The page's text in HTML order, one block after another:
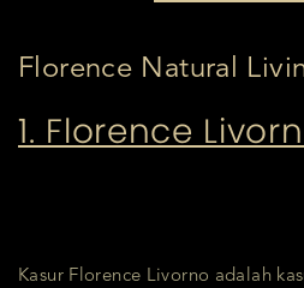
Florence Natural
1. Florence
Kasur Florence Livorno adalah